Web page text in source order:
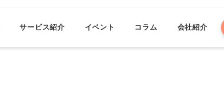
サービス紹介 イベント コラム 会社紹介